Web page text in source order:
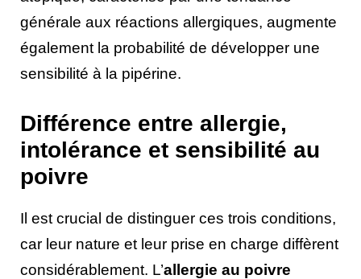
générale aux réactions allergiques, augmente
également la probabilité de développer une
sensibilité à la pipérine.
Différence entre allergie,
intolérance et sensibilité au
poivre
Il est crucial de distinguer ces trois conditions,
car leur nature et leur prise en charge diffèrent
considérablement. L’allergie au poivre